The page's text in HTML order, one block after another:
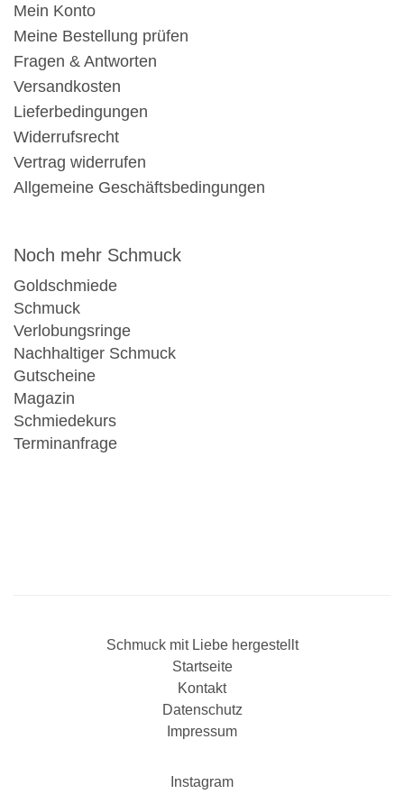
Mein Konto
Meine Bestellung prüfen
Fragen & Antworten
Versandkosten
Lieferbedingungen
Widerrufsrecht
Vertrag widerrufen
Allgemeine Geschäftsbedingungen
Noch mehr Schmuck
Goldschmiede
Schmuck
Verlobungsringe
Nachhaltiger Schmuck
Gutscheine
Magazin
Schmiedekurs
Terminanfrage
Schmuck mit Liebe hergestellt
Startseite
Kontakt
Datenschutz
Impressum
Instagram